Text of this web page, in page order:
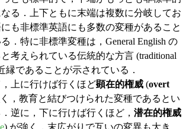
る．上下ともに末端は複数に分岐してお
も非標準英語にも多数の変種があること
．特に非標準変種は，General English の
考えられている伝統的な方言 (traditional
縁であることが示されている．
上に行けば行くほど顕在的権威 (overt
，教育と結びつけられた変種であるとい
逆に，下に行けば行くほど， 潜在的権威